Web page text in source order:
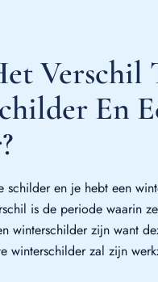
Verschil
En
schilder en je hebt een
is de periode waarin
winterschilder zijn want
winterschilder zal zijn